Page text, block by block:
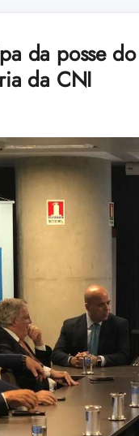
da posse
da CNI